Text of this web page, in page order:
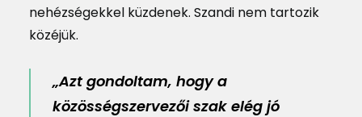
nehézségekkel küzdenek. Szandi nem tartozik
közéjük.
„Azt gondoltam, hogy a
közösségszervezői szak elég jó